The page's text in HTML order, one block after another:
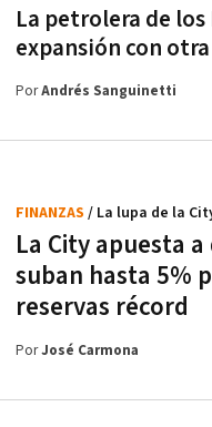
La petrolera de los
expansión con otra
PorAndrés Sanguinetti
La City apuesta
suban hasta 5%
reservas récord
FINANZAS / La lupa de la
PorJosé Carmona